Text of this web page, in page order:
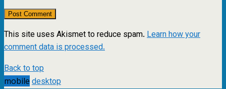
This site uses Akismet to reduce spam. Learn how your
comment data is processed.
Back to top
mobile desktop